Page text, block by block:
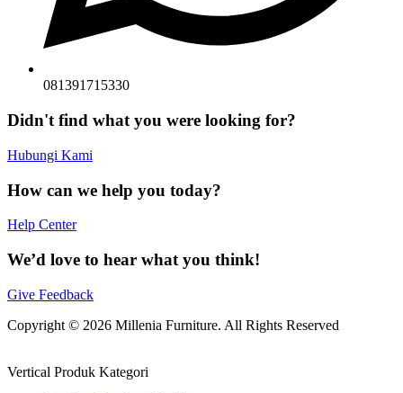
081391715330
Didn't find what you were looking for?
Hubungi Kami
How can we help you today?
Help Center
We’d love to hear what you think!
Give Feedback
Copyright © 2026 Millenia Furniture. All Rights Reserved
Vertical Produk Kategori